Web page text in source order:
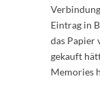
Eintrag in
das Papier
gekauft
Memories